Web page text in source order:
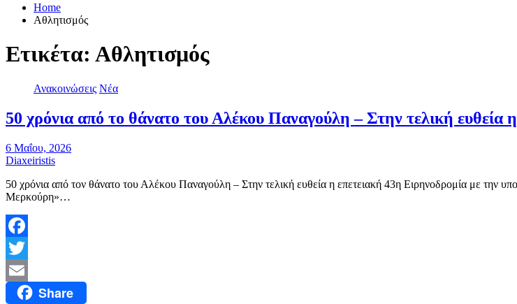
Home
Αθλητισμός
Ετικέτα: Αθλητισμός
Ανακοινώσεις Νέα
50 χρόνια από το θάνατο του Αλέκου Παναγούλη – Στην τελική
6 Μαΐου, 2026
Diaxeiristis
50 χρόνια από τον θάνατο του Αλέκου Παναγούλη – Στην τελική ευθεία η επετειακή 43η Ειρηνοδρομία με την
Μερκούρη»…
Facebook
Twitter
Email Share